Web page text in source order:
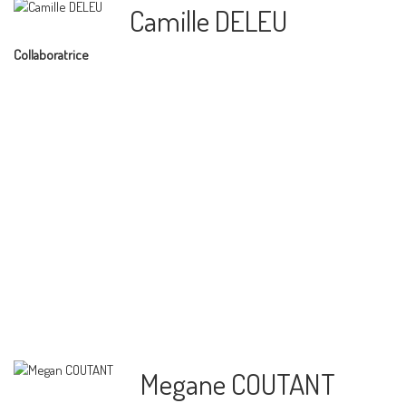
Camille DELEU
Collaboratrice
Megane COUTANT